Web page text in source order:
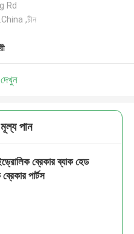
Rd
,চীন
পান
ব্রেকার ব্যাক হেড
পার্টস